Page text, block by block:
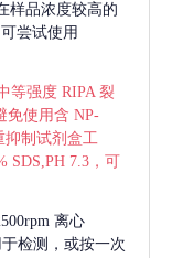
样品浓度较高的
尝试使用
等强度 RIPA 裂
免使用含 NP-
抑制试剂盒工
SDS,PH 7.3，可
离心
检测，或按一次